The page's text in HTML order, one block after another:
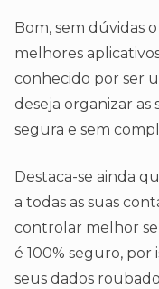
Bom, sem dúvidas
melhores
conhecido por ser
deseja organizar as
segura e sem
Destaca-se ainda
a todas as suas
controlar melhor
é 100% seguro, por
seus dados